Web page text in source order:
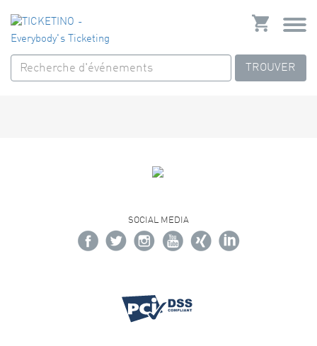
TROUVER
SOCIAL MEDIA